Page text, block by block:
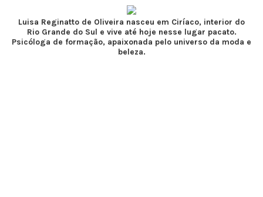
Luisa Reginatto de Oliveira nasceu em Ciríaco, interior do
Rio Grande do Sul e vive até hoje nesse lugar pacato.
Psicóloga de formação, apaixonada pelo universo da moda e
beleza.